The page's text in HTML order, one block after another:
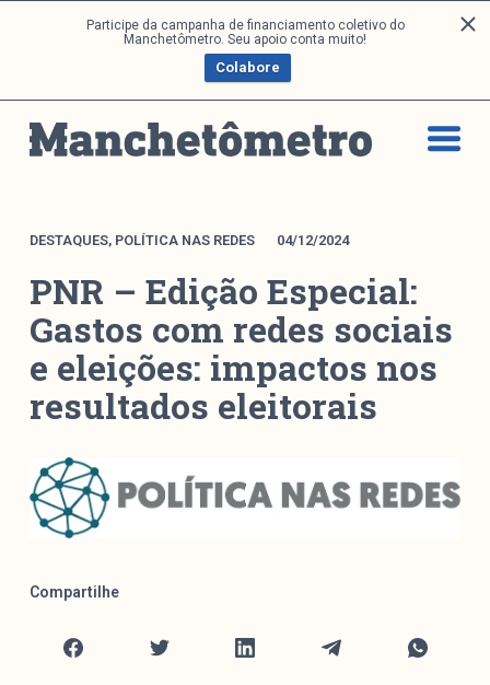
Participe da campanha de financiamento coletivo do
Manchetômetro. Seu apoio conta muito!
Colabore
a
p
Análises
DONI
Boletim M
M Facebook
M Instagram
Livros
Arquivos
Mediómetro
Política Externa Brasileira
Entrevistas M
Institucional
DESTAQUES, POLÍTICA NAS REDES 04/12/2024
PNR – Edição Especial:
Gastos com redes sociais
e eleições: impactos nos
resultados eleitorais
Compartilhe